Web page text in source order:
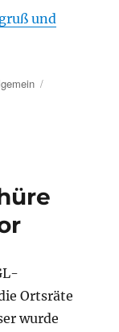
und
Ortsräte
wurde